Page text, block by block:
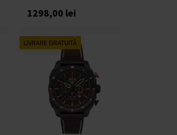
1298,00 lei
LIVRARE GRATUITĂ